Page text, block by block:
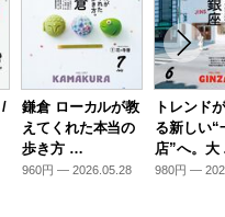
/
鎌倉 ローカルが教
えてくれた本当の
歩き方 …
960円 — 2026.05.28
トレンド
る新しい“
店”へ。
980円 —